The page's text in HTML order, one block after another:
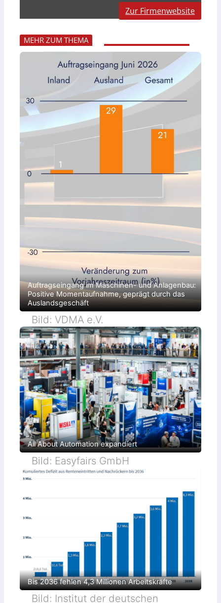
Zur Firmenwebsite
MEHR ZUM THEMA
Auftragseingang im Maschinen- und Anlagenbau:
Positive Momentaufnahme, geprägt durch das
Auslandsgeschäft
Bild: VDMA e.V.
All About Automation expandiert
Bild: Easyfairs GmbH
Bis 2036 fehlen 4,3 Millionen Arbeitskräfte
Bild: Institut der deutschen